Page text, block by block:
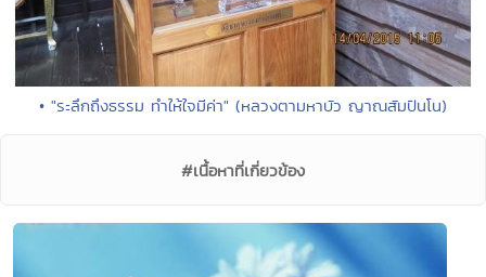
• "ระลึกถึงธรรม ทำให้ใจมีค่า" (หลวงตามหาบัว ญาณสัมปันโน)
#เนื้อหาที่เกี่ยวข้อง